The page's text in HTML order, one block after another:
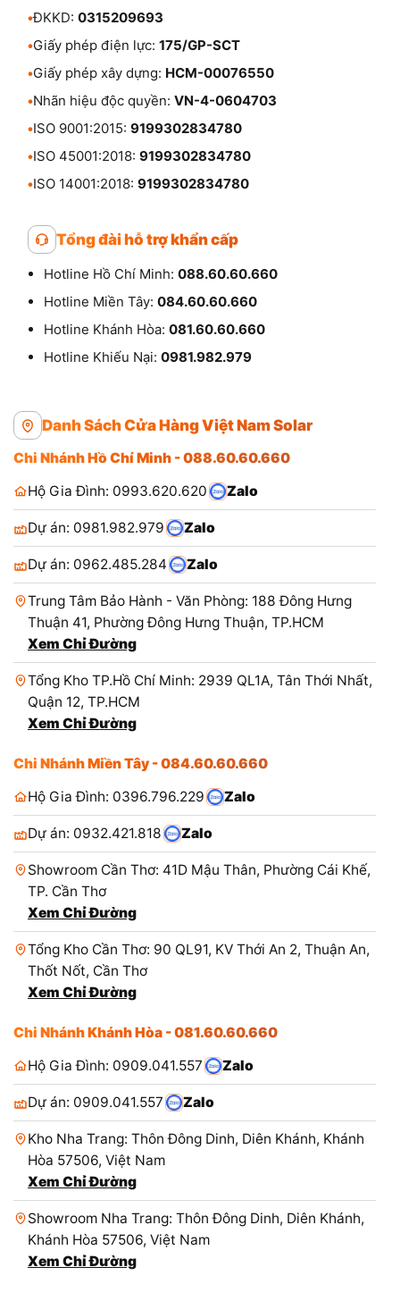
•ĐKKD: 0315209693
•Giấy phép điện lực: 175/GP-SCT
•Giấy phép xây dựng: HCM-00076550
•Nhãn hiệu độc quyền: VN-4-0604703
•ISO 9001:2015: 9199302834780
•ISO 45001:2018: 9199302834780
•ISO 14001:2018: 9199302834780
Tổng đài hỗ trợ khẩn cấp
Hotline Hồ Chí Minh: 088.60.60.660
Hotline Miền Tây: 084.60.60.660
Hotline Khánh Hòa: 081.60.60.660
Hotline Khiếu Nại: 0981.982.979
Danh Sách Cửa Hàng Việt Nam Solar
Chi Nhánh Hồ Chí Minh - 088.60.60.660
Hộ Gia Đình: 0993.620.620
Zalo
Dự án: 0981.982.979 Zalo
Dự án: 0962.485.284 Zalo
Trung Tâm Bảo Hành - Văn Phòng: 188 Đông Hưng
Thuận 41, Phường Đông Hưng Thuận, TP.HCM
Xem Chỉ Đường
Tổng Kho TP.Hồ Chí Minh: 2939 QL1A, Tân Thới Nhất,
Quận 12, TP.HCM
Xem Chỉ Đường
Chi Nhánh Miền Tây - 084.60.60.660
Hộ Gia Đình: 0396.796.229
Zalo
Dự án: 0932.421.818 Zalo
Showroom Cần Thơ: 41D Mậu Thân, Phường Cái Khế,
TP. Cần Thơ
Xem Chỉ Đường
Tổng Kho Cần Thơ: 90 QL91, KV Thới An 2, Thuận An,
Thốt Nốt, Cần Thơ
Xem Chỉ Đường
Chi Nhánh Khánh Hòa - 081.60.60.660
Hộ Gia Đình: 0909.041.557
Zalo
Dự án: 0909.041.557 Zalo
Kho Nha Trang: Thôn Đông Dinh, Diên Khánh, Khánh
Hòa 57506, Việt Nam
Xem Chỉ Đường
Showroom Nha Trang: Thôn Đông Dinh, Diên Khánh,
Khánh Hòa 57506, Việt Nam
Xem Chỉ Đường